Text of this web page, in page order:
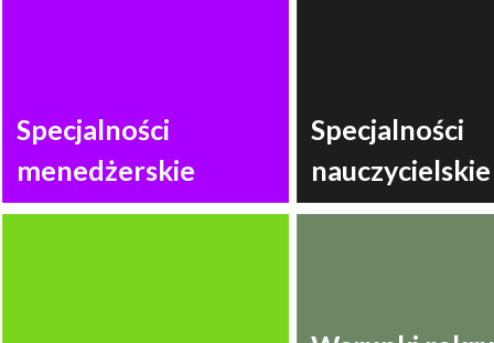
Specjalności
menedżerskie
Specjalności
nauczycielskie